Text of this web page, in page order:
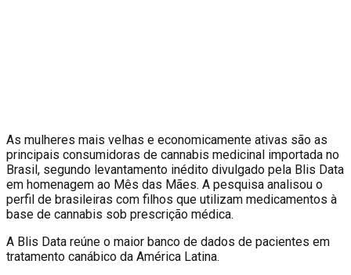
As mulheres mais velhas e economicamente ativas são as
principais consumidoras de cannabis medicinal importada no
Brasil, segundo levantamento inédito divulgado pela Blis Data
em homenagem ao Mês das Mães. A pesquisa analisou o
perfil de brasileiras com filhos que utilizam medicamentos à
base de cannabis sob prescrição médica.
A Blis Data reúne o maior banco de dados de pacientes em
tratamento canábico da América Latina.